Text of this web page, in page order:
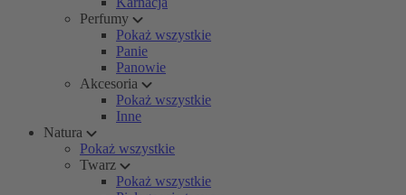
Perfumy
Pokaż wszystkie
Panie
Panowie
Akcesoria
Pokaż wszystkie
Inne
Natura
Pokaż wszystkie
Twarz
Pokaż wszystkie